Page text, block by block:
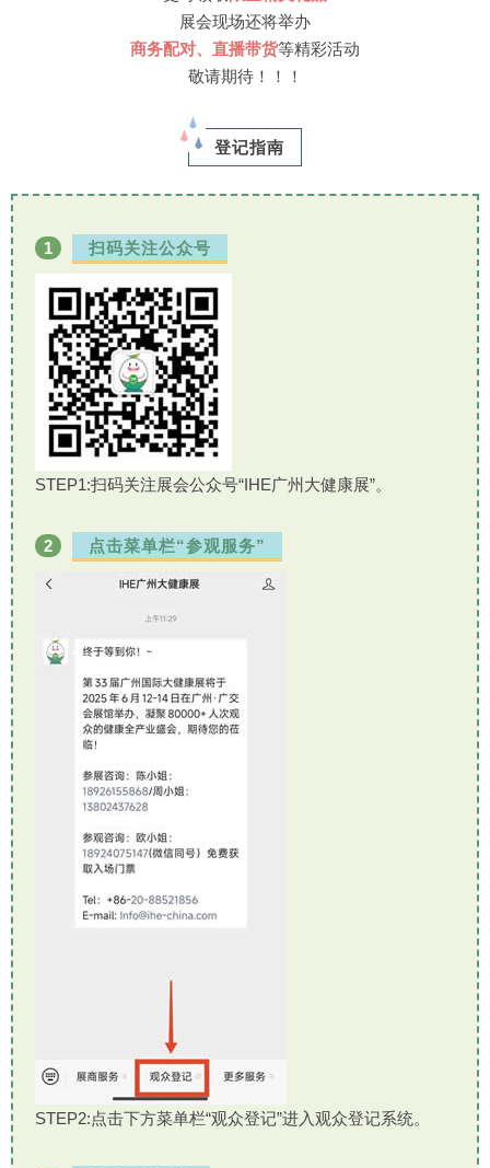
展会现场还将举办
商务配对、直播带货等精彩活动
敬请期待！！！
登记指南
1 扫码关注公众号
STEP1:扫码关注展会公众号“IHE广州大健康展”。
2 点击菜单栏“参观服务”
STEP2:点击下方菜单栏“观众登记”进入观众登记系统。